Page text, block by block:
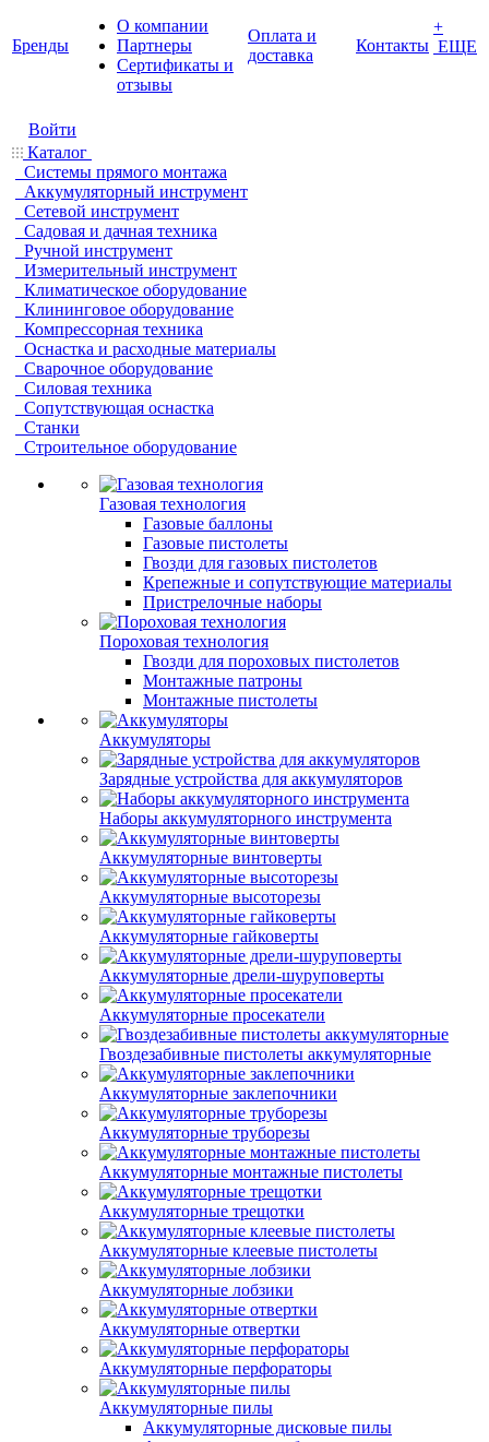
Бренды
О компании
Партнеры
Cертификаты и
отзывы
Оплата и
доставка
Контакты
+
ЕЩЕ
Войти
Каталог
Системы прямого монтажа
Аккумуляторный инструмент
Сетевой инструмент
Садовая и дачная техника
Ручной инструмент
Измерительный инструмент
Климатическое оборудование
Клининговое оборудование
Компрессорная техника
Оснастка и расходные материалы
Сварочное оборудование
Силовая техника
Сопутствующая оснастка
Станки
Строительное оборудование
Газовая технология
Газовые баллоны
Газовые пистолеты
Гвозди для газовых пистолетов
Крепежные и сопутствующие материалы
Пристрелочные наборы
Пороховая технология
Гвозди для пороховых пистолетов
Монтажные патроны
Монтажные пистолеты
Аккумуляторы
Зарядные устройства для аккумуляторов
Наборы аккумуляторного инструмента
Аккумуляторные винтоверты
Аккумуляторные высоторезы
Аккумуляторные гайковерты
Аккумуляторные дрели-шуруповерты
Аккумуляторные просекатели
Гвоздезабивные пистолеты аккумуляторные
Аккумуляторные заклепочники
Аккумуляторные труборезы
Аккумуляторные монтажные пистолеты
Аккумуляторные трещотки
Аккумуляторные клеевые пистолеты
Аккумуляторные лобзики
Аккумуляторные отвертки
Аккумуляторные перфораторы
Аккумуляторные пилы
Аккумуляторные дисковые пилы